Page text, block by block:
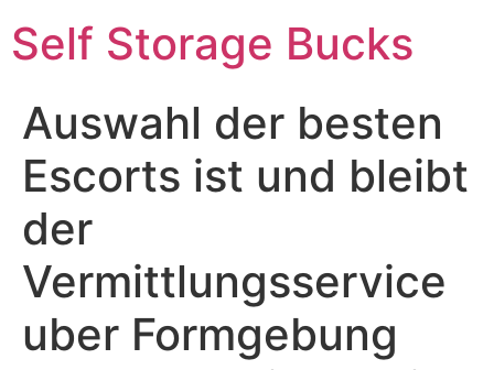
Self Storage Bucks
Auswahl der besten
Escorts ist und bleibt
der
Vermittlungsservice
uber Formgebung